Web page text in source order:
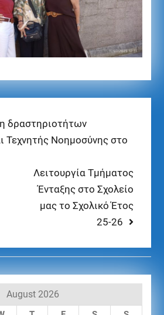
δραστηριοτήτων
Τεχνητής Νοημοσύνης στο
Λειτουργία Τμήματος
Ένταξης στο Σχολείο
μας το Σχολικό Έτος
25-26
August 2026